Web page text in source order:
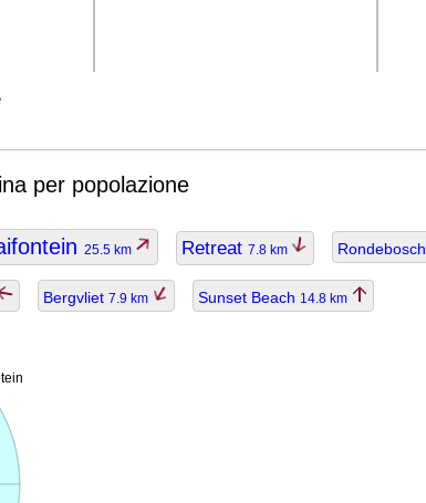
per popolazione
25.5 km Retreat 7.8 km Rondebosch
Bergvliet 7.9 km Sunset Beach 14.8 km